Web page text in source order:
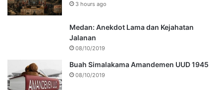
3 hours ago
Medan: Anekdot Lama dan Kejahatan
Jalanan
08/10/2019
Buah Simalakama Amandemen UUD 1945
08/10/2019